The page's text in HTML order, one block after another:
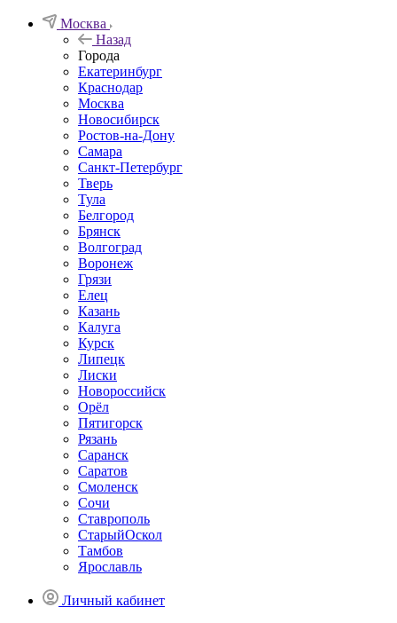
Москва
Назад
Города
Екатеринбург
Краснодар
Москва
Новосибирск
Ростов-на-Дону
Самара
Санкт-Петербург
Тверь
Тула
Белгород
Брянск
Волгоград
Воронеж
Грязи
Елец
Казань
Калуга
Курск
Липецк
Лиски
Новороссийск
Орёл
Пятигорск
Рязань
Саранск
Саратов
Смоленск
Сочи
Ставрополь
СтарыйОскол
Тамбов
Ярославль
Личный кабинет